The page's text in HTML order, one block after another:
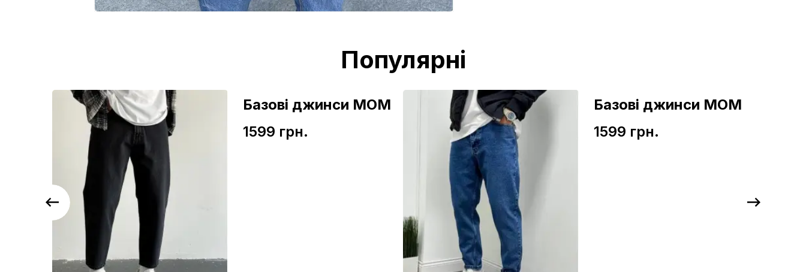
Популярні
Базові джинси МОМ
1599 грн.
Базові джинси МОМ
1599 грн.